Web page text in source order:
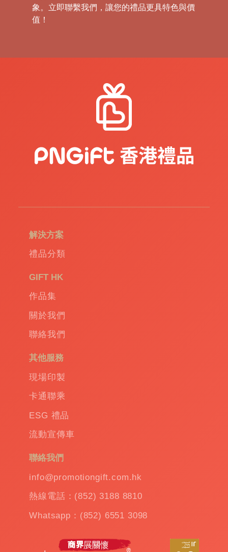
象。立即聯繫我們，讓您的禮品更具特色與價
值！
解決方案
禮品分類
GIFT HK
作品集
關於我們
聯絡我們
其他服務
現場印製
卡通聯乘
ESG 禮品
流動宣傳車
聯絡我們
info@promotiongift.com.hk
熱線電話：(852) 3188 8810
Whatsapp：(852) 6551 3098